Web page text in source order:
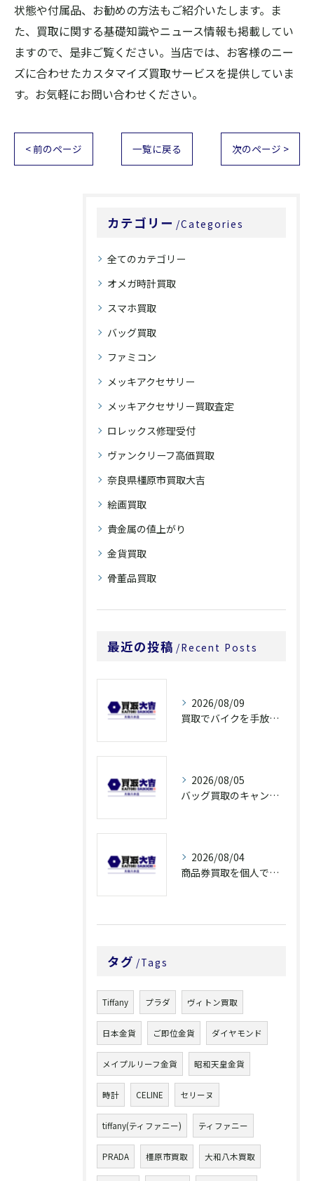
状態や付属品、お勧めの方法もご紹介いたします。ま
た、買取に関する基礎知識やニュース情報も掲載してい
ますので、是非ご覧ください。当店では、お客様のニー
ズに合わせたカスタマイズ買取サービスを提供していま
す。お気軽にお問い合わせください。
< 前のページ 一覧に戻る 次のページ >
カテゴリー Categories
全てのカテゴリー
オメガ時計買取
スマホ買取
バッグ買取
ファミコン
メッキアクセサリー
メッキアクセサリー買取査定
ロレックス修理受付
ヴァンクリーフ高価買取
奈良県橿原市買取大吉
絵画買取
貴金属の値上がり
金貨買取
骨董品買取
最近の投稿 Recent Posts
2026/08/09
買取でバイクを手放すなら奈良県橿原市大和郡山市の高額査定ポイントを解説
2026/08/05
バッグ買取のキャンペーンで奈良県橿原市でお得に売るための条件と注意点徹底ガイド
2026/08/04
商品券買取を個人で利用する際の奈良県橿原市で知っておきたい高換金ポイント
タグ Tags
Tiffany プラダ ヴィトン買取
日本金貨 ご即位金貨 ダイヤモンド
メイプルリーフ金貨 昭和天皇金貨
時計 CELINE セリーヌ
tiffany(ティファニー) ティファニー
PRADA 橿原市買取 大和八木買取